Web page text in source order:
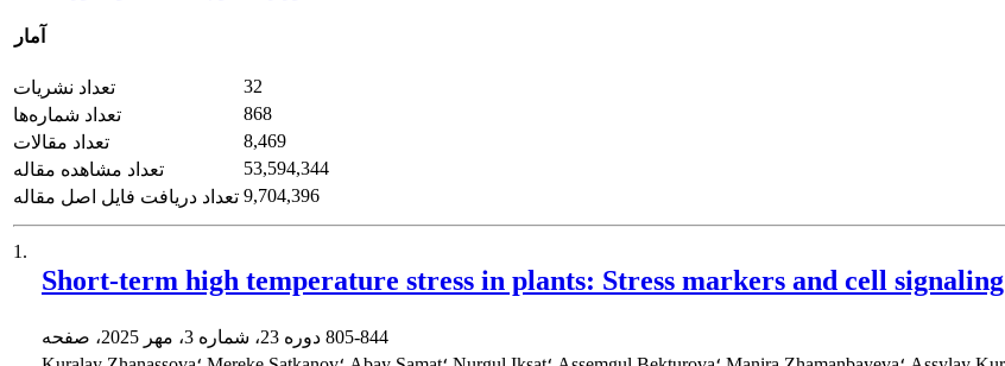
آمار
تعداد نشریات
32
تعداد شماره‌ها
868
تعداد مقالات
8,469
تعداد مشاهده مقاله
53,594,344
تعداد دریافت فایل اصل مقاله 9,704,396
1.
Short-term high temperature stress in plants: Stress markers and cell signaling
805-844